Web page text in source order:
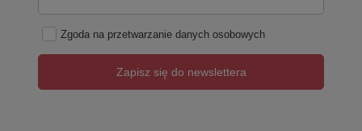
Zgoda na przetwarzanie danych osobowych
Zapisz się do newslettera